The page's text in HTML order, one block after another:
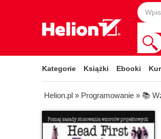
Kategorie Książki Ebooki
Helion.pl » Programowanie » 📚